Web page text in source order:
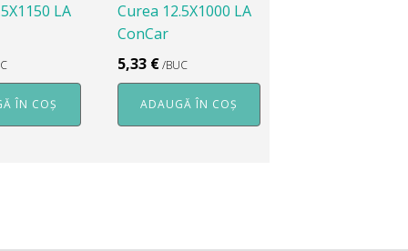
LA
ÎN COȘ
Curea 12.5X1000 LA
ConCar
5,33 €/BUC
ADAUGĂ ÎN COȘ